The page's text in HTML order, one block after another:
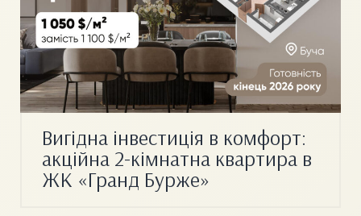
Вигідна інвестиція в комфорт:
акційна 2-кімнатна квартира в
ЖК «Гранд Бурже»